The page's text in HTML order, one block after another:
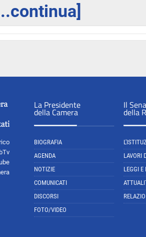
La Presidente
della Camera
BIOGRAFIA
AGENDA
NOTIZIE
COMUNICATI
DISCORSI
FOTO/VIDEO
Il
della
LAVORI
LEGGI E